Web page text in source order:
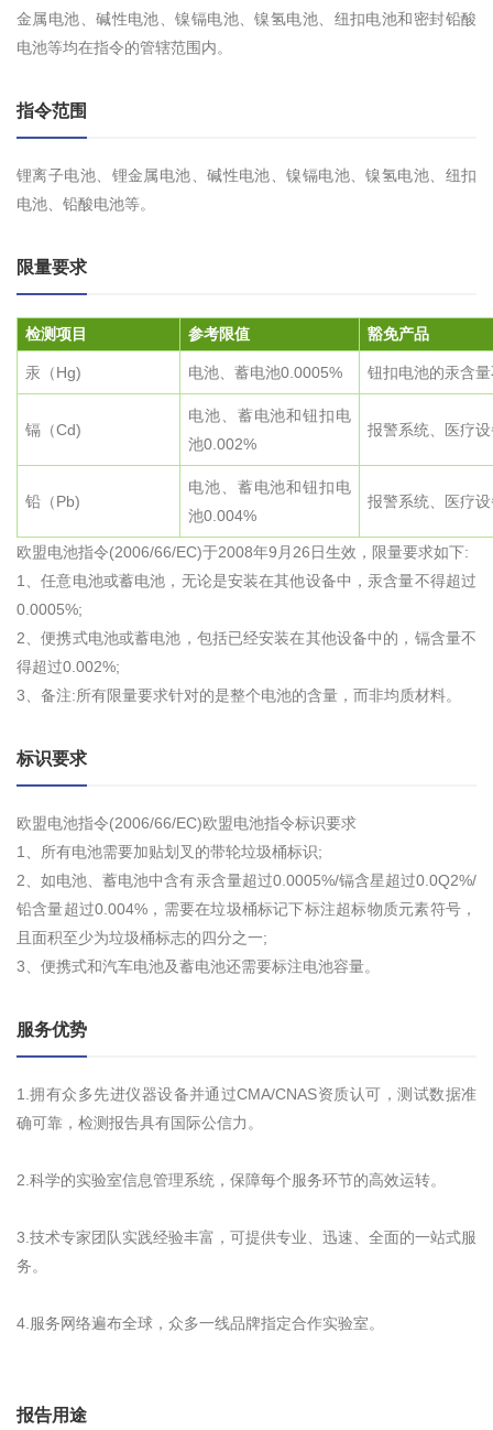
金属电池、碱性电池、镍镉电池、镍氢电池、纽扣电池和密封铅酸
电池等均在指令的管辖范围内。
指令范围
锂离子电池、锂金属电池、碱性电池、镍镉电池、镍氢电池、纽扣
电池、铅酸电池等。
限量要求
检测项目 参考限值 豁免产品
汞（Hg) 电池、蓄电池0.0005% 钮扣电池的汞含
镉（Cd)
电池、蓄电池和钮扣电
池0.002%
报警系统、医疗
铅（Pb)
电池、蓄电池和钮扣电
池0.004%
报警系统、医疗
欧盟电池指令(2006/66/EC)于2008年9月26日生效，限量要求如下:
1、任意电池或蓄电池，无论是安装在其他设备中，汞含量不得超过
0.0005%;
2、便携式电池或蓄电池，包括已经安装在其他设备中的，镉含量不
得超过0.002%;
3、备注:所有限量要求针对的是整个电池的含量，而非均质材料。
标识要求
欧盟电池指令(2006/66/EC)欧盟电池指令标识要求
1、所有电池需要加贴划叉的带轮垃圾桶标识;
2、如电池、蓄电池中含有汞含量超过0.0005%/镉含星超过0.0Q2%/
铅含量超过0.004%，需要在垃圾桶标记下标注超标物质元素符号，
且面积至少为垃圾桶标志的四分之一;
3、便携式和汽车电池及蓄电池还需要标注电池容量。
服务优势
1.拥有众多先进仪器设备并通过CMA/CNAS资质认可，测试数据准
确可靠，检测报告具有国际公信力。
2.科学的实验室信息管理系统，保障每个服务环节的高效运转。
3.技术专家团队实践经验丰富，可提供专业、迅速、全面的一站式服
务。
4.服务网络遍布全球，众多一线品牌指定合作实验室。
报告用途